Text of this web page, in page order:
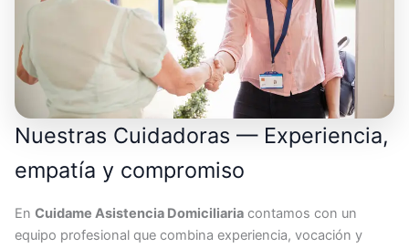
Nuestras Cuidadoras — Experiencia,
empatía y compromiso
En Cuidame Asistencia Domiciliaria contamos con un
equipo profesional que combina experiencia, vocación y